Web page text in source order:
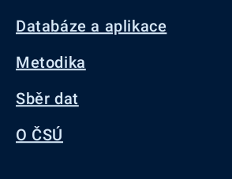
Databáze a aplikace
Metodika
Sběr dat
O ČSÚ